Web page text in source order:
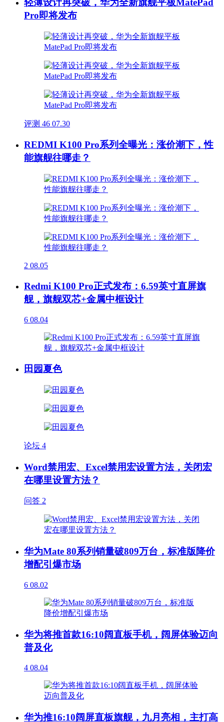
轻薄设计再突破，华为全新旗舰平板MatePad
Pro即将发布
评测 46 07.30
REDMI K100 Pro系列全曝光：涨价潮下，性
能旗舰往哪走？
2 08.05
Redmi K100 Pro正式发布：6.59英寸直屏旗
舰，旗舰双芯+金属中框设计
6 08.04
田园夏色
论坛 4
Word禁用宏、Excel禁用宏设置方法，关闭宏
在哪里设置方法？
问答 2
华为Mate 80系列销量破809万台，标准版降价
增配引爆市场
6 08.02
华为将推首款16:10阔直板手机，阔屏体验迈向
普及化
4 08.04
华为推16:10阔屏直板旗舰，九月亮相，主打高